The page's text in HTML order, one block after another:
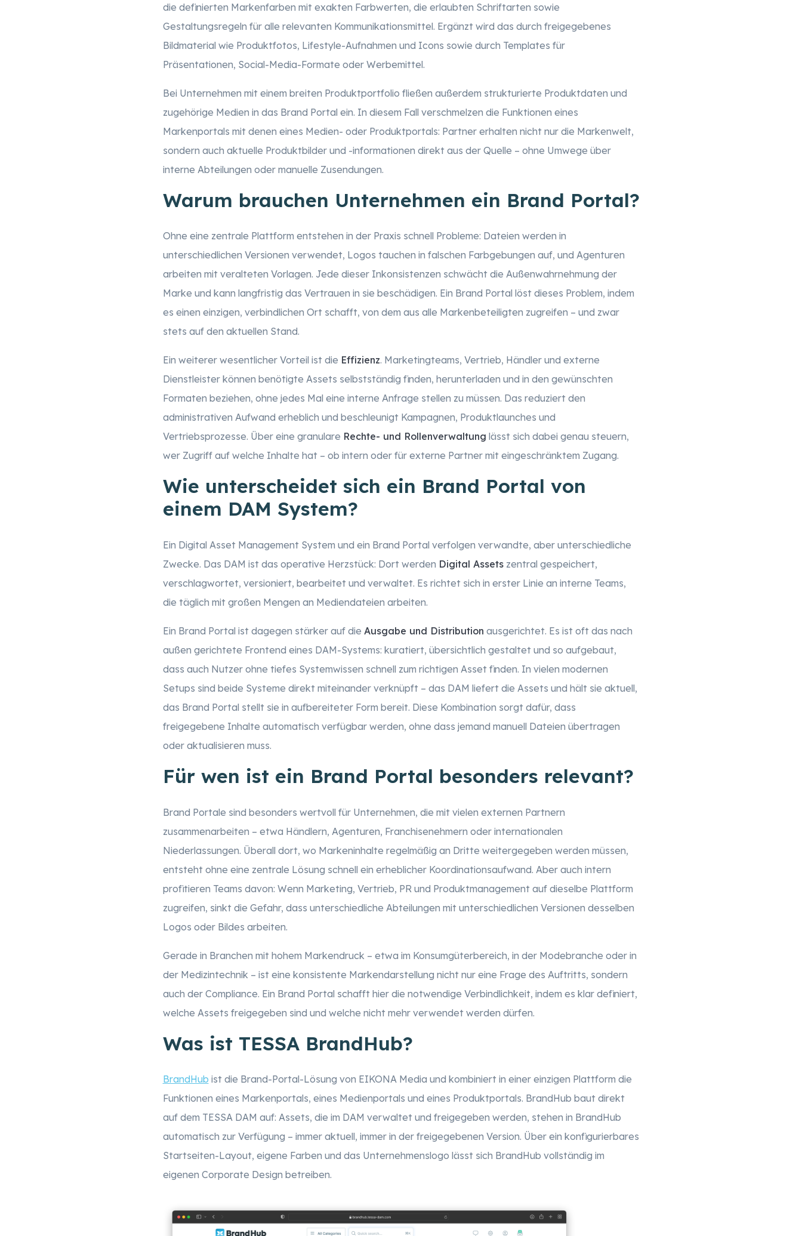
die definierten Markenfarben mit exakten Farbwerten, die erlaubten Schriftarten sowie
Gestaltungsregeln für alle relevanten Kommunikationsmittel. Ergänzt wird das durch freigegebenes
Bildmaterial wie Produktfotos, Lifestyle-Aufnahmen und Icons sowie durch Templates für
Präsentationen, Social-Media-Formate oder Werbemittel.
Bei Unternehmen mit einem breiten Produktportfolio fließen außerdem strukturierte Produktdaten und
zugehörige Medien in das Brand Portal ein. In diesem Fall verschmelzen die Funktionen eines
Markenportals mit denen eines Medien- oder Produktportals: Partner erhalten nicht nur die Markenwelt,
sondern auch aktuelle Produktbilder und -informationen direkt aus der Quelle – ohne Umwege über
interne Abteilungen oder manuelle Zusendungen.
Warum brauchen Unternehmen ein Brand Portal?
Ohne eine zentrale Plattform entstehen in der Praxis schnell Probleme: Dateien werden in
unterschiedlichen Versionen verwendet, Logos tauchen in falschen Farbgebungen auf, und Agenturen
arbeiten mit veralteten Vorlagen. Jede dieser Inkonsistenzen schwächt die Außenwahrnehmung der
Marke und kann langfristig das Vertrauen in sie beschädigen. Ein Brand Portal löst dieses Problem, indem
es einen einzigen, verbindlichen Ort schafft, von dem aus alle Markenbeteiligten zugreifen – und zwar
stets auf den aktuellen Stand.
Ein weiterer wesentlicher Vorteil ist die Effizienz. Marketingteams, Vertrieb, Händler und externe
Dienstleister können benötigte Assets selbstständig finden, herunterladen und in den gewünschten
Formaten beziehen, ohne jedes Mal eine interne Anfrage stellen zu müssen. Das reduziert den
administrativen Aufwand erheblich und beschleunigt Kampagnen, Produktlaunches und
Vertriebsprozesse. Über eine granulare Rechte- und Rollenverwaltung lässt sich dabei genau steuern,
wer Zugriff auf welche Inhalte hat – ob intern oder für externe Partner mit eingeschränktem Zugang.
Wie unterscheidet sich ein Brand Portal von
einem DAM System?
Ein Digital Asset Management System und ein Brand Portal verfolgen verwandte, aber unterschiedliche
Zwecke. Das DAM ist das operative Herzstück: Dort werden Digital Assetszentral gespeichert,
verschlagwortet, versioniert, bearbeitet und verwaltet. Es richtet sich in erster Linie an interne Teams,
die täglich mit großen Mengen an Mediendateien arbeiten.
Ein Brand Portal ist dagegen stärker auf die Ausgabe und Distribution ausgerichtet. Es ist oft das nach
außen gerichtete Frontend eines DAM-Systems: kuratiert, übersichtlich gestaltet und so aufgebaut,
dass auch Nutzer ohne tiefes Systemwissen schnell zum richtigen Asset finden. In vielen modernen
Setups sind beide Systeme direkt miteinander verknüpft – das DAM liefert die Assets und hält sie aktuell,
das Brand Portal stellt sie in aufbereiteter Form bereit. Diese Kombination sorgt dafür, dass
freigegebene Inhalte automatisch verfügbar werden, ohne dass jemand manuell Dateien übertragen
oder aktualisieren muss.
Für wen ist ein Brand Portal besonders relevant?
Brand Portale sind besonders wertvoll für Unternehmen, die mit vielen externen Partnern
zusammenarbeiten – etwa Händlern, Agenturen, Franchisenehmern oder internationalen
Niederlassungen. Überall dort, wo Markeninhalte regelmäßig an Dritte weitergegeben werden müssen,
entsteht ohne eine zentrale Lösung schnell ein erheblicher Koordinationsaufwand. Aber auch intern
profitieren Teams davon: Wenn Marketing, Vertrieb, PR und Produktmanagement auf dieselbe Plattform
zugreifen, sinkt die Gefahr, dass unterschiedliche Abteilungen mit unterschiedlichen Versionen desselben
Logos oder Bildes arbeiten.
Gerade in Branchen mit hohem Markendruck – etwa im Konsumgüterbereich, in der Modebranche oder in
der Medizintechnik – ist eine konsistente Markendarstellung nicht nur eine Frage des Auftritts, sondern
auch der Compliance. Ein Brand Portal schafft hier die notwendige Verbindlichkeit, indem es klar definiert,
welche Assets freigegeben sind und welche nicht mehr verwendet werden dürfen.
Was ist TESSA BrandHub?
BrandHub ist die Brand-Portal-Lösung von EIKONA Media und kombiniert in einer einzigen Plattform die
Funktionen eines Markenportals, eines Medienportals und eines Produktportals. BrandHub baut direkt
auf dem TESSA DAM auf: Assets, die im DAM verwaltet und freigegeben werden, stehen in BrandHub
automatisch zur Verfügung – immer aktuell, immer in der freigegebenen Version. Über ein konfigurierbares
Startseiten-Layout, eigene Farben und das Unternehmenslogo lässt sich BrandHub vollständig im
eigenen Corporate Design betreiben.